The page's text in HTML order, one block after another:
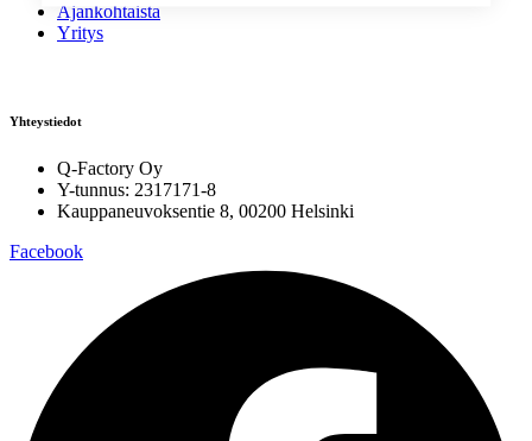
Ajankohtaista
Yritys
Yhteystiedot
Q-Factory Oy
Y-tunnus: 2317171-8
Kauppaneuvoksentie 8, 00200 Helsinki
Facebook